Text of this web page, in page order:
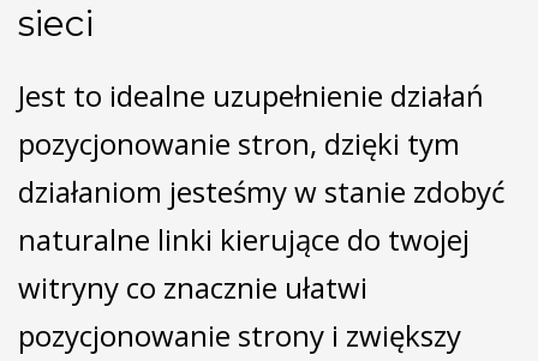
sieci
Jest to idealne uzupełnienie działań
pozycjonowanie stron, dzięki tym
działaniom jesteśmy w stanie zdobyć
naturalne linki kierujące do twojej
witryny co znacznie ułatwi
pozycjonowanie strony i zwiększy